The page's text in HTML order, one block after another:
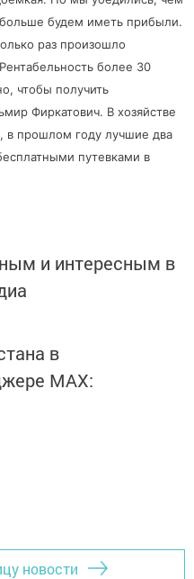
будем иметь прибыли.
раз произошло
более 30
чтобы получить
Фиркатович. В хозяйстве
в прошлом году лучшие два
путевками в
и интересным в
в
MАХ:
новости